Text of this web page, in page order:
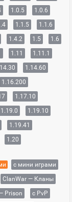
1.0.5
1.0.6
1.1.5
1.1.6
1.4.2 1.5
1.6
1.11
1.11.1
1.14.60
1.16.200
1.17.10
1.19.0
1.19.10
1.19.41
1.20
с мини играми
ClanWar — Кланы
Prison
с PvP